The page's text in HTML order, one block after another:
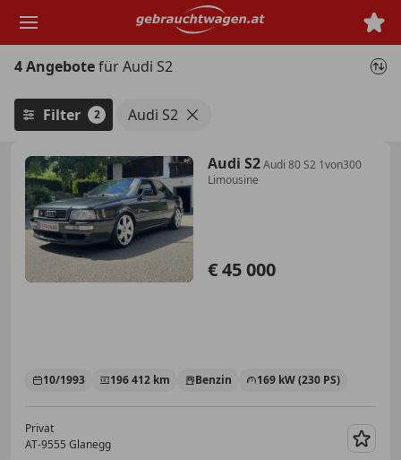
Hauptinhalt
4 Angebotefür Audi S2
Filter 2 Audi S2
Audi S2Audi 80 S2 1von300
Limousine
€ 45 000
10/1993 196 412 km Benzin 169 kW (230 PS)
Privat
AT-9555 Glanegg